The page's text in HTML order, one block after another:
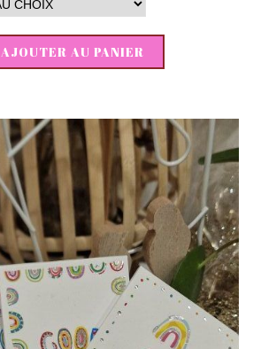
AJOUTER AU PANIER